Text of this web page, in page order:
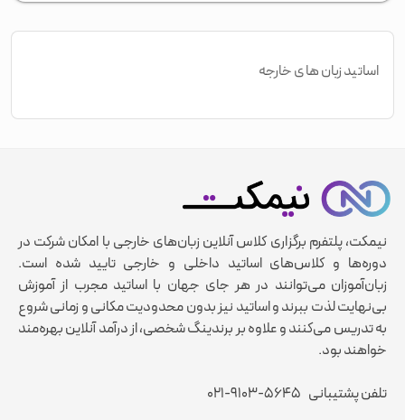
اساتید زبان های خارجه
نیمکت، پلتفرم برگزاری کلاس آنلاین زبان‌های خارجی با امکان شرکت در
دوره‌ها و کلاس‌های اساتید داخلی و خارجی تایید شده است.
زبان‌آموزان می‌توانند در هر جای جهان با اساتید مجرب از آموزش
بی‌نهایت لذت ببرند و اساتید نیز بدون محدودیت مکانی و زمانی شروع
به تدریس می‌کنند و علاوه بر برندینگ شخصی، از درآمد آنلاین بهره‌مند
خواهند بود.
تلفن پشتیبانی ۰۲۱-۹۱۰۳-۵۶۴۵